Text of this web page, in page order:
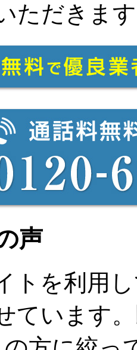
ただきま
声
トを利用
ています